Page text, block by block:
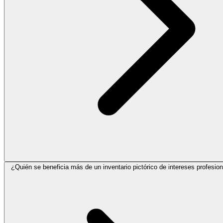
¿Quién se beneficia más de un inventario pictórico de intereses